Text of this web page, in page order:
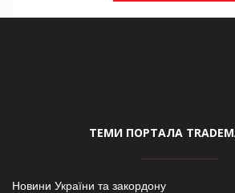
ТЕМИ ПОРТАЛА
Новини України та закордону